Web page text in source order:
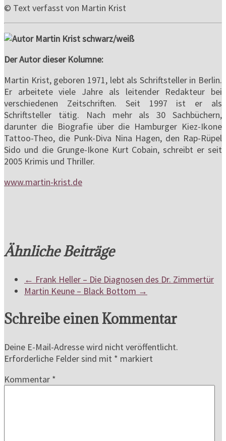
© Text verfasst von Martin Krist
Der Autor dieser Kolumne:
Martin Krist, geboren 1971, lebt als Schriftsteller in Berlin.
Er arbeitete viele Jahre als leitender Redakteur bei
verschiedenen Zeitschriften. Seit 1997 ist er als
Schriftsteller tätig. Nach mehr als 30 Sachbüchern,
darunter die Biografie über die Hamburger Kiez-Ikone
Tattoo-Theo, die Punk-Diva Nina Hagen, den Rap-Rüpel
Sido und die Grunge-Ikone Kurt Cobain, schreibt er seit
2005 Krimis und Thriller.
www.martin-krist.de
Ähnliche Beiträge
← Frank Heller – Die Diagnosen des Dr. Zimmertür
Martin Keune – Black Bottom →
Schreibe einen Kommentar
Deine E-Mail-Adresse wird nicht veröffentlicht.
Erforderliche Felder sind mit * markiert
Kommentar *